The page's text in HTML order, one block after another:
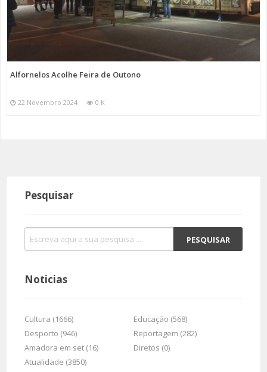
Alfornelos Acolhe Feira de Outono
22 Novembro 2024 0 K
Pesquisar
Noticias
Cultura (1666)
Educação (568)
Desporto (946)
Reportagem (282)
Amadora em set (16)
Diretos (0)
Atualidade (3850)